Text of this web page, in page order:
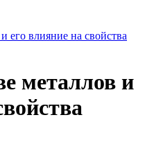
его влияние на свойства
металлов и